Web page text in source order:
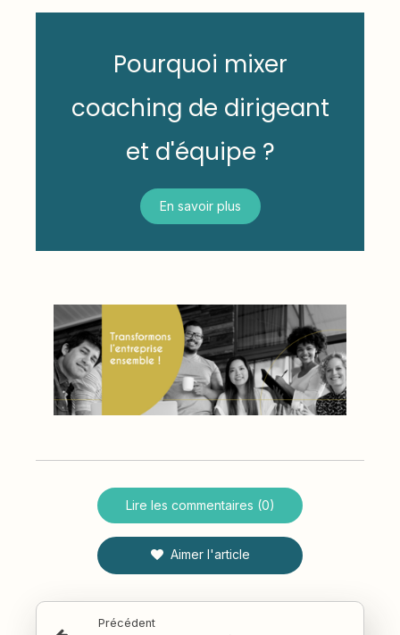
Pourquoi mixer
coaching de dirigeant
et d'équipe ?
En savoir plus
Lire les commentaires (0)
Aimer l'article
Précédent